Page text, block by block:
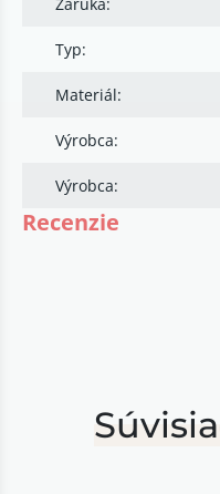
Typ:
Materiál:
Výrobca:
Výrobca:
Recenzie